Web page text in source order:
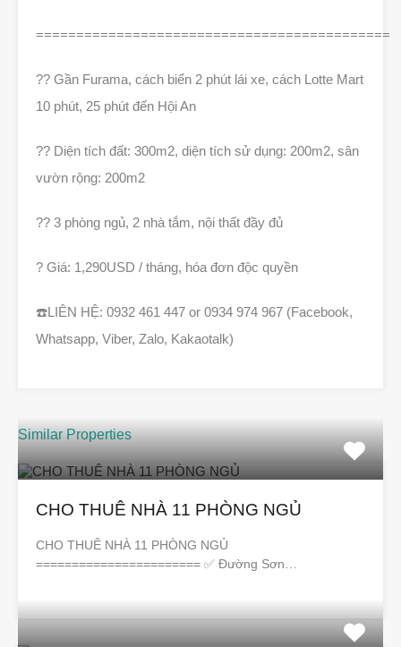
============================================
?? Gần Furama, cách biển 2 phút lái xe, cách Lotte Mart
10 phút, 25 phút đến Hội An
?? Diện tích đất: 300m2, diện tích sử dụng: 200m2, sân
vườn rộng: 200m2
?? 3 phòng ngủ, 2 nhà tắm, nội thất đầy đủ
? Giá: 1,290USD / tháng, hóa đơn độc quyền
☎️LIÊN HỆ: 0932 461 447 or 0934 974 967 (Facebook,
Whatsapp, Viber, Zalo, Kakaotalk)
Similar Properties
CHO THUÊ NHÀ 11 PHÒNG NGỦ
CHO THUÊ NHÀ 11 PHÒNG NGỦ
======================= ✅ Đường Sơn…